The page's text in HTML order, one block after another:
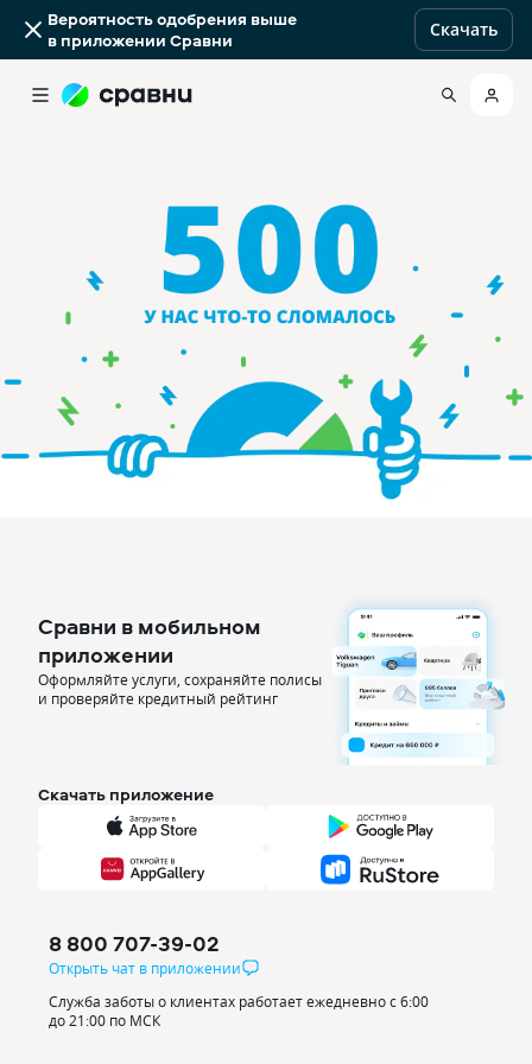
Вероятность одобрения выше
в приложении Сравни
Скачать
Сравни в мобильном
приложении
Оформляйте услуги, сохраняйте полисы
и проверяйте кредитный рейтинг
Скачать приложение
8 800 707-39-02
Открыть чат в приложении
Служба заботы о клиентах работает ежедневно с 6:00
до 21:00 по МСК